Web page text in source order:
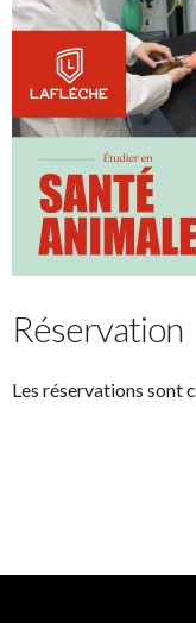
Réservation
Les réservations sont